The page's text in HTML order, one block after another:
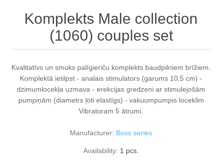
Komplekts Male collection
(1060) couples set
Kvalitatīvs un smuks palīgieriču komplekts baudpilniem brīžiem.
Komplektā ietilpst - analais stimulators (garums 10,5 cm) -
dzimumlocekļa uzmava - erekcijas gredzeni ar stimulejošām
pumpiņām (diametrs ļoti elastīgs) - vakuumpumpis loceklim
Vibratoram 5 ātrumi.
Manufacturer: Boss series
Availability: 1 pcs.